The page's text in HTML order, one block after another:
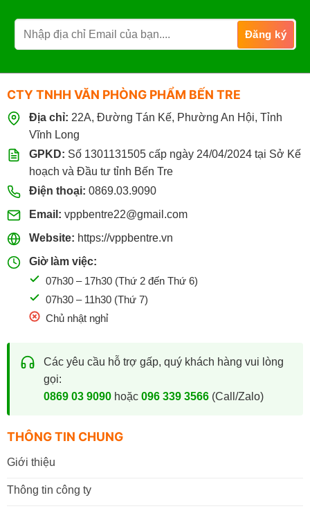
CTY TNHH VĂN PHÒNG PHẨM BẾN TRE
Địa chỉ: 22A, Đường Tán Kế, Phường An Hội, Tỉnh
Vĩnh Long
GPKD: Số 1301131505 cấp ngày 24/04/2024 tại Sở Kế
hoạch và Đầu tư tỉnh Bến Tre
Điện thoại: 0869.03.9090
Email: vppbentre22@gmail.com
Website: https://vppbentre.vn
Giờ làm việc:
07h30 – 17h30 (Thứ 2 đến Thứ 6)
07h30 – 11h30 (Thứ 7)
Chủ nhật nghỉ
Các yêu cầu hỗ trợ gấp, quý khách hàng vui lòng
gọi:
0869 03 9090hoặc 096 339 3566(Call/Zalo)
THÔNG TIN CHUNG
Giới thiệu
Thông tin công ty